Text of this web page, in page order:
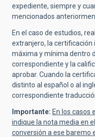
expediente, siempre y
mencionados
En el caso de estudios,
extranjero, la
máxima y mínima dentro
correspondiente y la
aprobar. Cuando la
distinto al español o al
correspondiente
Importante: En los casos
indique la nota media en
conversión a ese baremo